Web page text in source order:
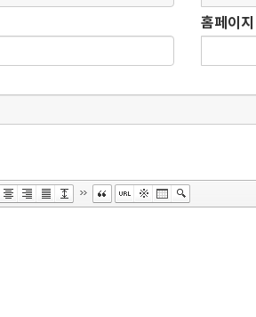
홈페이지